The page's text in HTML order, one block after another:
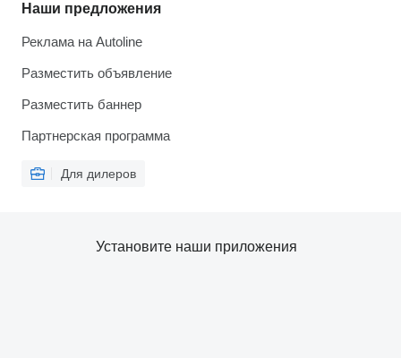
Наши предложения
Реклама на Autoline
Разместить объявление
Разместить баннер
Партнерская программа
Для дилеров
Установите наши приложения